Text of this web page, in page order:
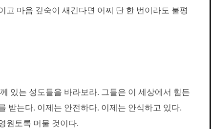
고 마음 깊숙이 새긴다면 어찌 단 한 번이라도 불평
있는 성도들을 바라보라. 그들은 이 세상에서 힘든
받는다. 이제는 안전하다. 이제는 안식하고 있다.
원토록 머물 것이다.